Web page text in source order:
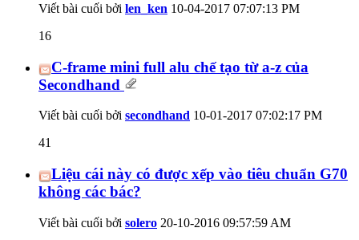
Viết bài cuối bởi len_ken 10-04-2017 07:07:13 PM
16
C-frame mini full alu chế tạo từ a-z của
Secondhand
Viết bài cuối bởi secondhand 10-01-2017 07:02:17 PM
41
Liệu cái này có được xếp vào tiêu chuẩn G70
không các bác?
Viết bài cuối bởi solero 20-10-2016 09:57:59 AM